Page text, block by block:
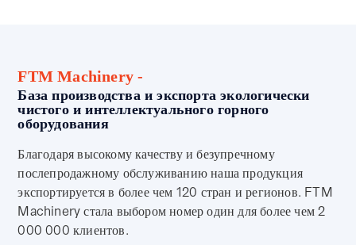
FTM Machinery -
База производства и экспорта экологически
чистого и интеллектуального горного
оборудования
Благодаря высокому качеству и безупречному
послепродажному обслуживанию наша продукция
экспортируется в более чем 120 стран и регионов. FTM
Machinery стала выбором номер один для более чем 2
000 000 клиентов.